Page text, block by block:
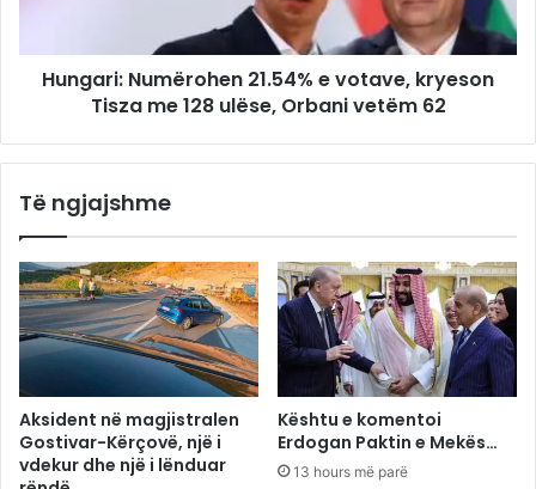
Hungari: Numërohen 21.54% e votave, kryeson
Tisza me 128 ulëse, Orbani vetëm 62
Të ngjajshme
Aksident në magjistralen
Gostivar-Kërçovë, një i
vdekur dhe një i lënduar
Kështu e komentoi
Erdogan Paktin e Mekës…
13 hours më parë